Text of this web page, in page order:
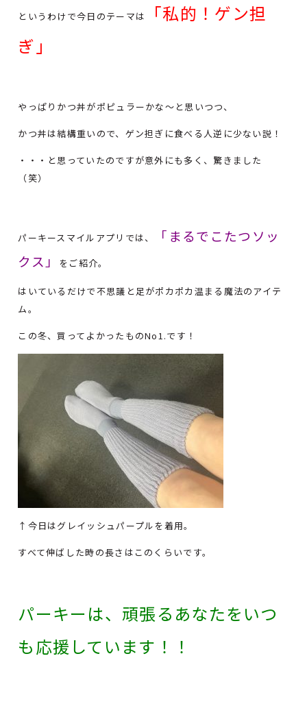
というわけで今日のテーマは
「私的！ゲン担
ぎ」
やっぱりかつ丼がポピュラーかな～と思いつつ、
かつ丼は結構重いので、ゲン担ぎに食べる人逆に少ない説！
・・・と思っていたのですが意外にも多く、驚きました
（笑）
パーキースマイルアプリでは、
「まるでこたつソッ
クス」
をご紹介。
はいているだけで不思議と足がポカポカ温まる魔法のアイテ
ム。
この冬、買ってよかったものNo1.です！
↑今日はグレイッシュパープルを着用。
すべて伸ばした時の長さはこのくらいです。
パーキーは、頑張るあなたをいつ
も応援しています！！